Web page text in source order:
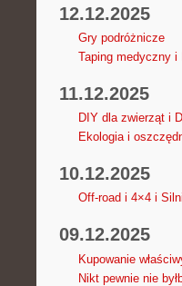
12.12.2025
Gry podróżnicze
Taping medyczny i
11.12.2025
DIY dla zwierząt i
Ekologia i
10.12.2025
Off-road i 4×4 i
09.12.2025
Kupowanie
Nikt pewnie nie